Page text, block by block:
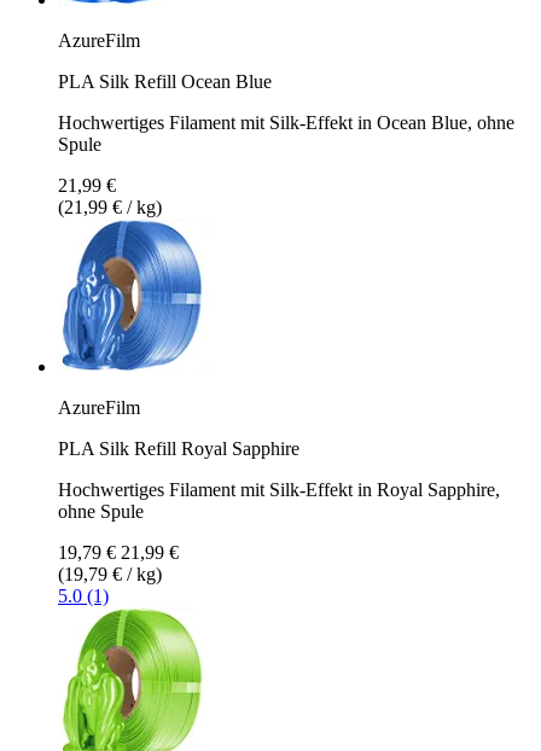
AzureFilm
PLA Silk Refill Ocean Blue
Hochwertiges Filament mit Silk-Effekt in Ocean Blue, ohne
Spule
21,99 €
(21,99 € / kg)
AzureFilm
PLA Silk Refill Royal Sapphire
Hochwertiges Filament mit Silk-Effekt in Royal Sapphire,
ohne Spule
19,79 € 21,99 €
(19,79 € / kg)
5.0 (1)